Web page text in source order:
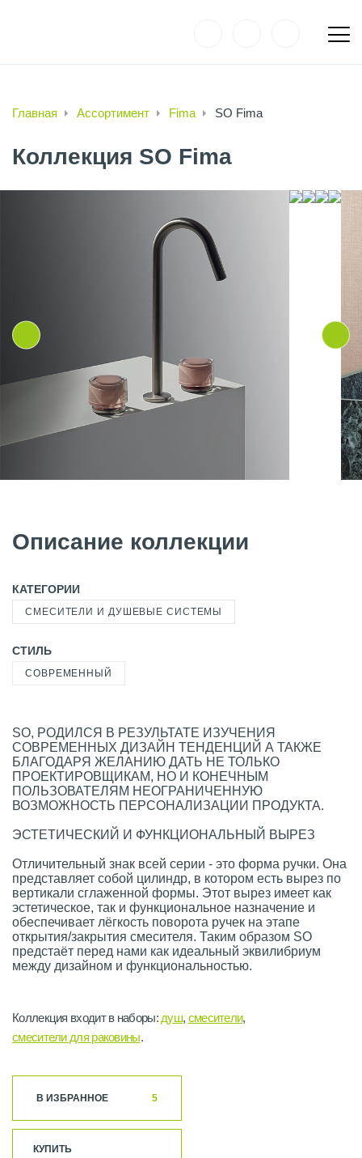
Главная Ассортимент Fima SO Fima
Коллекция SO Fima
Описание коллекции
КАТЕГОРИИ
СМЕСИТЕЛИ И ДУШЕВЫЕ СИСТЕМЫ
СТИЛЬ
СОВРЕМЕННЫЙ
SO, РОДИЛСЯ В РЕЗУЛЬТАТЕ ИЗУЧЕНИЯ
СОВРЕМЕННЫХ ДИЗАЙН ТЕНДЕНЦИЙ А ТАКЖЕ
БЛАГОДАРЯ ЖЕЛАНИЮ ДАТЬ НЕ ТОЛЬКО
ПРОЕКТИРОВЩИКАМ, НО И КОНЕЧНЫМ
ПОЛЬЗОВАТЕЛЯМ НЕОГРАНИЧЕННУЮ
ВОЗМОЖНОСТЬ ПЕРСОНАЛИЗАЦИИ ПРОДУКТА.
ЭСТЕТИЧЕСКИЙ И ФУНКЦИОНАЛЬНЫЙ ВЫРЕЗ
Отличительный знак всей серии - это форма ручки. Она
представляет собой цилиндр, в котором есть вырез по
вертикали сглаженной формы. Этот вырез имеет как
эстетическое, так и функциональное назначение и
обеспечивает лёгкость поворота ручек на этапе
открытия/закрытия смесителя. Таким образом SO
предстаёт перед нами как идеальный эквилибриум
между дизайном и функциональностью.
Коллекция входит в наборы: душ, смесители,
смесители для раковины.
В ИЗБРАННОЕ 5
КУПИТЬ